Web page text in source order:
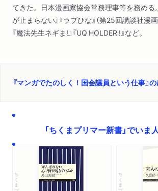
第３章 国会では何をしているの？
通常国会・臨時国会・特別国会
法案について話し合う「委員会」とは？
党内審査の三つのステップ
初登院のエピソード
議員にとってのゴールとは？
「ゲームのプレイアブル保存」法案への道のり
ゲーム保存を進めるための「国会答弁」
「予算を取る」ということ
てきた。日本漫画家協会常務理事等を務める
が止まらない』『ラブひな』（第25回講談社漫
『魔法先生ネギま!』『UQ HOLDER !』など。
『マンガでたのしく！国会議員という仕事』
「ちくまプリマー新書」でいま
ちくまプリマー新書 ちくまプリマー新書